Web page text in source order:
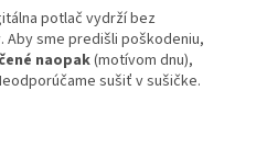
potlač vydrží bez
sme predišli poškodeniu,
naopak(motívom dnu),
sušiť v sušičke.